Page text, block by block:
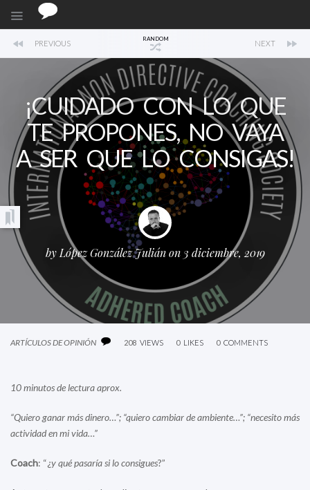
PREVIOUS RANDOM NEXT
¡CUIDADO CON LO QUE
TE PROPONES, NO VAYA
A SER QUE LO CONSIGAS!
by López González Juliánon 3 diciembre, 2019
ARTÍCULOS DE OPINIÓN 208 VIEWS 0 LIKES 0 COMMENTS
10 minutos de lectura aprox.
“Quiero ganar más dinero…”; “quiero cambiar de ambiente…”; “necesito más
actividad en mi vida…”
Coach: “¿y qué pasaría si lo consigues?”